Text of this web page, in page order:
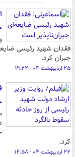
فقدان شهید رئیسی
جبران کرد.
۲۵ اردیبهشت ۰۴ - ۱۹:۲۲
کرد.
۲۲ اردیبهشت ۰۴ - ۱۴:۵۸